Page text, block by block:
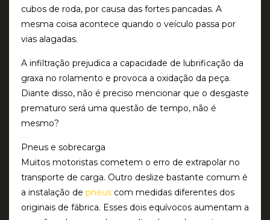
cubos de roda, por causa das fortes pancadas. A
mesma coisa acontece quando o veículo passa por
vias alagadas.
A infiltração prejudica a capacidade de lubrificação da
graxa no rolamento e provoca a oxidação da peça.
Diante disso, não é preciso mencionar que o desgaste
prematuro será uma questão de tempo, não é
mesmo?
Pneus e sobrecarga
Muitos motoristas cometem o erro de extrapolar no
transporte de carga. Outro deslize bastante comum é
a instalação de pneus com medidas diferentes dos
originais de fábrica. Esses dois equívocos aumentam a